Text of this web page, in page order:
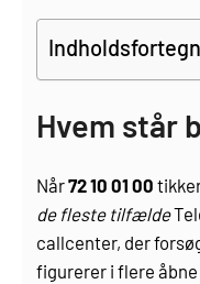
Hvem står
Når72 10 01 00
de fleste tilfælde
callcenter, der
figurerer i flere